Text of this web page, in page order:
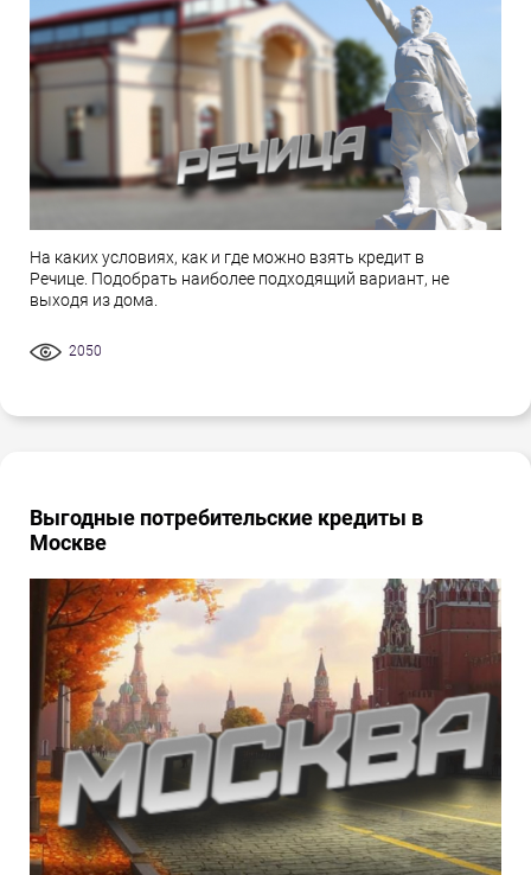
На каких условиях, как и где можно взять кредит в
Речице. Подобрать наиболее подходящий вариант, не
выходя из дома.
2050
Выгодные потребительские кредиты в
Москве